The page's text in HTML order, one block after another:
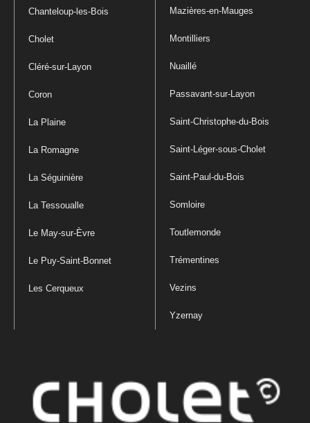
Chanteloup-les-Bois
Cholet
Cléré-sur-Layon
Coron
La Plaine
La Romagne
La Séguinière
La Tessoualle
Le May-sur-Èvre
Le Puy-Saint-Bonnet
Les Cerqueux
Mazières-en-Mauges
Montilliers
Nuaillé
Passavant-sur-Layon
Saint-Christophe-du-Bois
Saint-Léger-sous-Cholet
Saint-Paul-du-Bois
Somloire
Toutlemonde
Trémentines
Vezins
Yzernay